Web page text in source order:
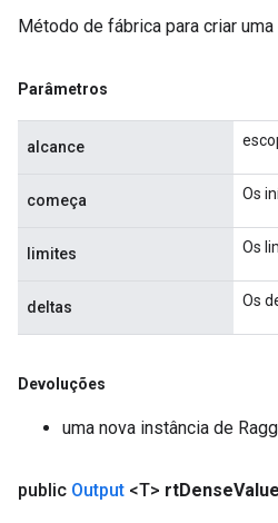
Método de fábrica para criar
Parâmetros
alcance
começa Os
limites Os
deltas Os
Devoluções
uma nova instância de
public Output <T> rtDense